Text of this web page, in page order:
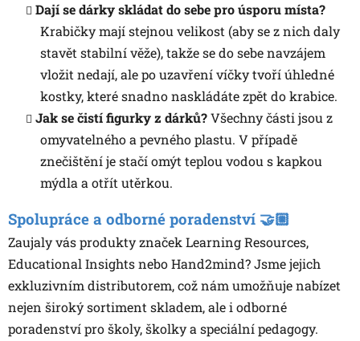
Dají se dárky skládat do sebe pro úsporu místa?
Krabičky mají stejnou velikost (aby se z nich daly
stavět stabilní věže), takže se do sebe navzájem
vložit nedají, ale po uzavření víčky tvoří úhledné
kostky, které snadno naskládáte zpět do krabice.
Jak se čistí figurky z dárků?Všechny části jsou z
omyvatelného a pevného plastu. V případě
znečištění je stačí omýt teplou vodou s kapkou
mýdla a otřít utěrkou.
Spolupráce a odborné poradenství 🤝🏼
Zaujaly vás produkty značek Learning Resources,
Educational Insights nebo Hand2mind? Jsme jejich
exkluzivním distributorem, což nám umožňuje nabízet
nejen široký sortiment skladem, ale i odborné
poradenství pro školy, školky a speciální pedagogy.